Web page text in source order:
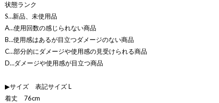
状態ランク
S…新品、未使用品
A…使用回数の感じられない商品
B…使用感はあるが目立つダメージのない商品
C…部分的にダメージや使用感の見受けられる商品
D…ダメージや使用感が目立つ商品
▶サイズ 表記サイズ L
着丈 76cm